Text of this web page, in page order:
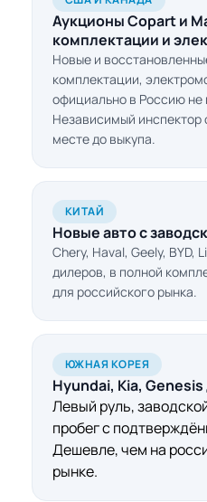
Аукционы Copart и
комплектации и
Новые и
комплектации,
официально в Россию не
Независимый инспектор
месте до выкупа.
КИТАЙ
Новые авто с
Chery, Haval, Geely, BYD,
дилеров, в полной
для российского рынка.
ЮЖНАЯ КОРЕЯ
Hyundai, Kia,
Левый руль,
пробег с
Дешевле, чем на
рынке.